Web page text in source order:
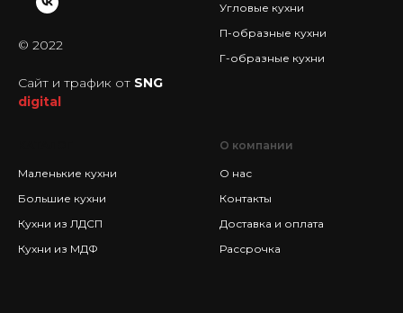
© 2022
Сайт и трафик от SNG
digital
Угловые кухни
П-образные кухни
Г-образные кухни
Маленькие кухни
Большие кухни
Кухни из ЛДСП
Кухни из МДФ
О компании
О нас
Контакты
Доставка и оплата
Рассрочка